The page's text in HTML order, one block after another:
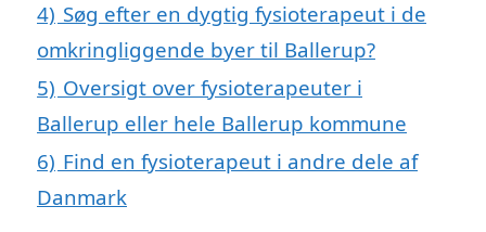
4) Søg efter en dygtig fysioterapeut i de
omkringliggende byer til Ballerup?
5) Oversigt over fysioterapeuter i
Ballerup eller hele Ballerup kommune
6) Find en fysioterapeut i andre dele af
Danmark